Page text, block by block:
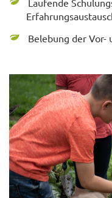
Belebung der Vor-